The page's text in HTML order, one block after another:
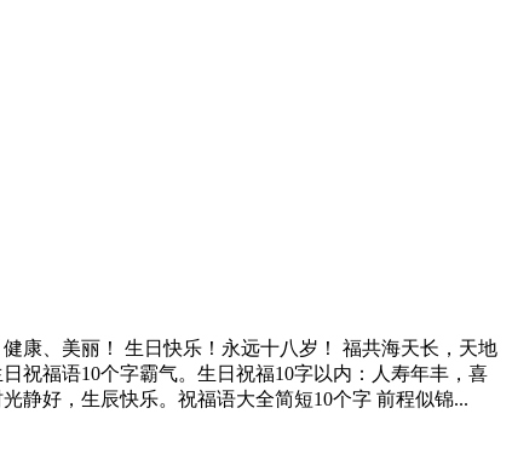
康、美丽！ 生日快乐！永远十八岁！ 福共海天长，天地
祝福语10个字霸气。生日祝福10字以内：人寿年丰，喜
静好，生辰快乐。祝福语大全简短10个字 前程似锦...